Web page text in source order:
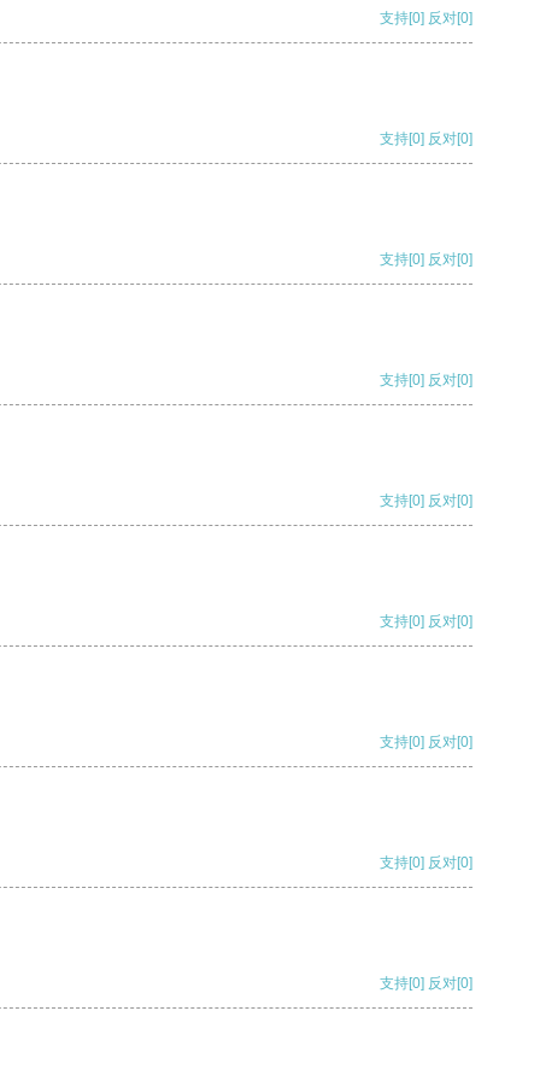
支持[0] 反对[0]
支持[0] 反对[0]
支持[0] 反对[0]
支持[0] 反对[0]
支持[0] 反对[0]
支持[0] 反对[0]
支持[0] 反对[0]
支持[0] 反对[0]
支持[0] 反对[0]